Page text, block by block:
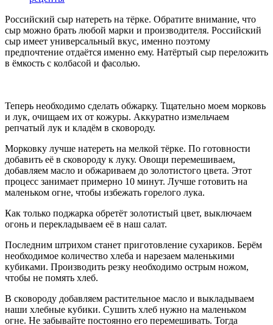
Российский сыр натереть на тёрке. Обратите внимание, что
сыр можно брать любой марки и производителя. Российский
сыр имеет универсальный вкус, именно поэтому
предпочтение отдаётся именно ему. Натёртый сыр переложить
в ёмкость с колбасой и фасолью.
Теперь необходимо сделать обжарку. Тщательно моем морковь
и лук, очищаем их от кожуры. Аккуратно измельчаем
репчатый лук и кладём в сковороду.
Морковку лучше натереть на мелкой тёрке. По готовности
добавить её в сковороду к луку. Овощи перемешиваем,
добавляем масло и обжариваем до золотистого цвета. Этот
процесс занимает примерно 10 минут. Лучше готовить на
маленьком огне, чтобы избежать горелого лука.
Как только поджарка обретёт золотистый цвет, выключаем
огонь и перекладываем её в наш салат.
Последним штрихом станет приготовление сухариков. Берём
необходимое количество хлеба и нарезаем маленькими
кубиками. Производить резку необходимо острым ножом,
чтобы не помять хлеб.
В сковороду добавляем растительное масло и выкладываем
наши хлебные кубики. Сушить хлеб нужно на маленьком
огне. Не забывайте постоянно его перемешивать. Тогда